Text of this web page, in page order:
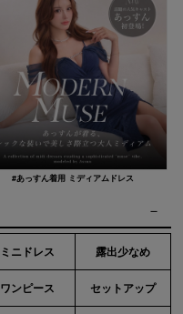
#あっすん着用 ミディアムドレス
ミニドレス 露出少なめ
ワンピース セットアップ